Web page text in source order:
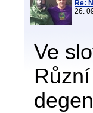
Re:
26.
Ve